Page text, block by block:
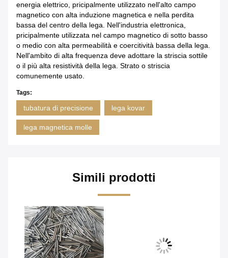
energia elettrico, pricipalmente utilizzato nell'alto campo
magnetico con alta induzione magnetica e nella perdita
bassa del centro della lega. Nell'industria elettronica,
pricipalmente utilizzata nel campo magnetico di sotto basso
o medio con alta permeabilità e coercitività bassa della lega.
Nell'ambito di alta frequenza deve adottare la striscia sottile
o il più alta resistività della lega. Strato o striscia
comunemente usato.
Tags:
tubatura di precisione lega kovar
lega magnetica molle
Simili prodotti